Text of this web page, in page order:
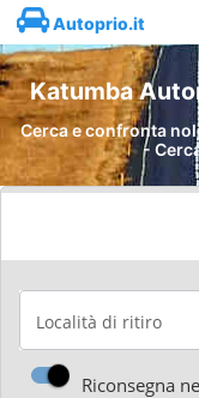
Autoprio.it
Katumba
Cerca e confronta
-
Località di ritiro
Riconsegna